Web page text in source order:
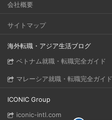
会社概要
サイトマップ
海外転職・アジア生活ブログ
ベトナム就職・転職完全ガイド
マレーシア就職・転職完全ガイド
ICONIC Group
iconic-intl.com